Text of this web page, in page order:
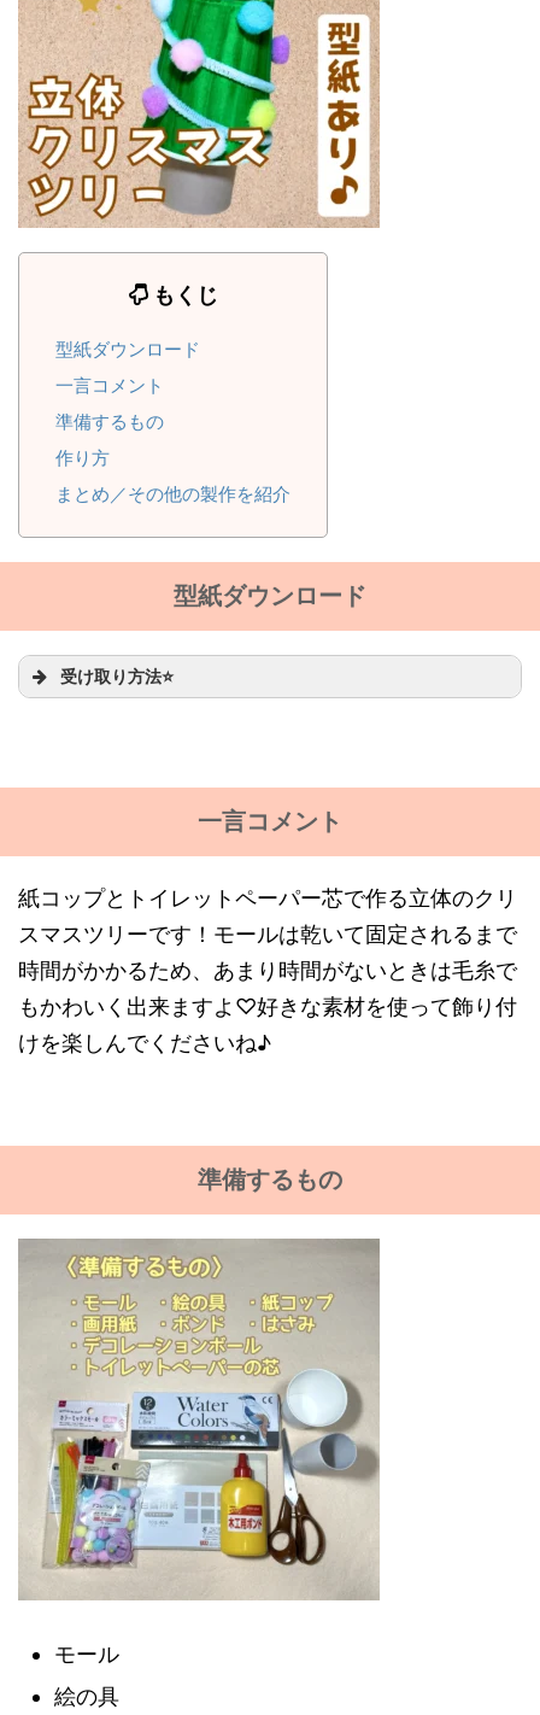
もくじ
型紙ダウンロード
一言コメント
準備するもの
作り方
まとめ／その他の製作を紹介
型紙ダウンロード
受け取り方法⭐
一言コメント
紙コップとトイレットペーパー芯で作る立体のクリ
スマスツリーです！モールは乾いて固定されるまで
時間がかかるため、あまり時間がないときは毛糸で
もかわいく出来ますよ♡好きな素材を使って飾り付
けを楽しんでくださいね♪
準備するもの
モール
絵の具